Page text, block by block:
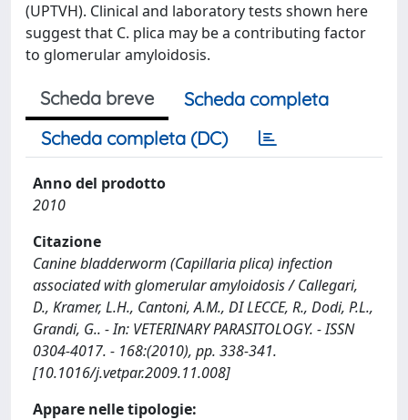
(UPTVH). Clinical and laboratory tests shown here
suggest that C. plica may be a contributing factor
to glomerular amyloidosis.
Scheda breve
Scheda completa
Scheda completa (DC)
Anno del prodotto
2010
Citazione
Canine bladderworm (Capillaria plica) infection
associated with glomerular amyloidosis / Callegari,
D., Kramer, L.H., Cantoni, A.M., DI LECCE, R., Dodi, P.L.,
Grandi, G.. - In: VETERINARY PARASITOLOGY. - ISSN
0304-4017. - 168:(2010), pp. 338-341.
[10.1016/j.vetpar.2009.11.008]
Appare nelle tipologie: